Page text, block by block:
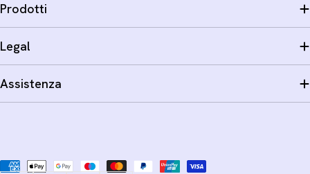
Prodotti
Legal
Assistenza
Metodi